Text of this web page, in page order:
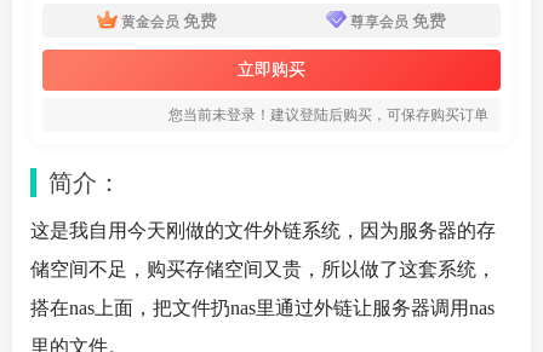
黄金会员 免费 尊享会员 免费
立即购买
您当前未登录！建议登陆后购买，可保存购买订单
简介：
这是我自用今天刚做的文件外链系统 ，因为服务器的存
储空间不足，购买存储空间又贵，所以做了这套系统，
搭在nas上面，把文件扔nas里通过外链让服务器调用nas
里的文件。